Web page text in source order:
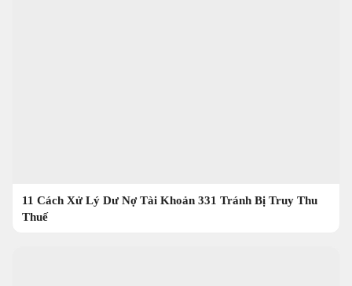
11 Cách Xử Lý Dư Nợ Tài Khoản 331 Tránh Bị Truy Thu
Thuế